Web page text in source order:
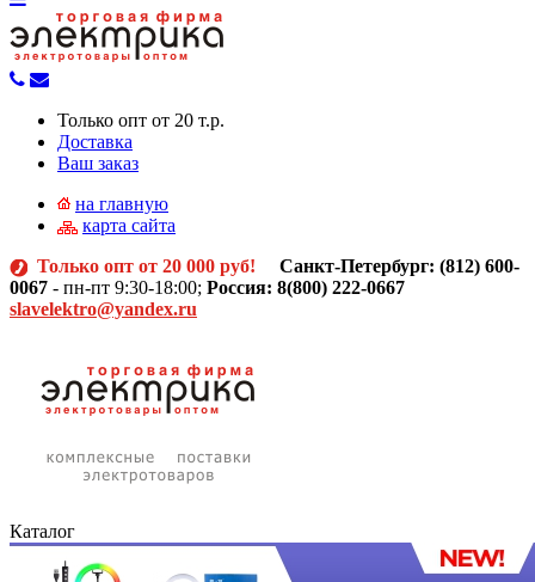
Только опт от 20 т.р.
Доставка
Ваш заказ
на главную
карта сайта
Только опт от 20 000 руб! Санкт-Петербург: (812) 600-
0067 - пн-пт 9:30-18:00; Россия: 8(800) 222-0667
slavelektro@yandex.ru
Каталог